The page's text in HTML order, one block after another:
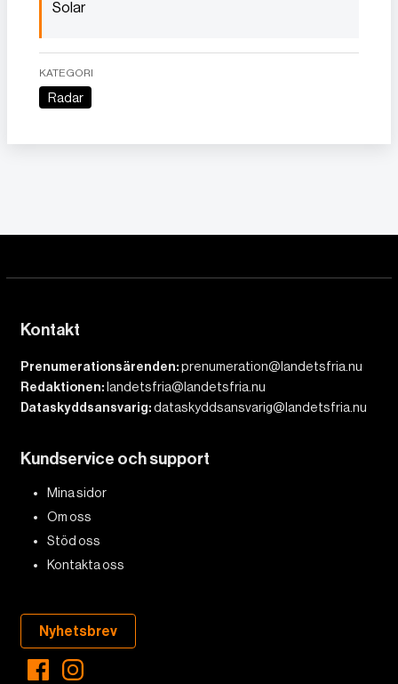
Solar
KATEGORI
Radar
Kontakt
Prenumerationsärenden:prenumeration@landetsfria.nu
Redaktionen: landetsfria@landetsfria.nu
Dataskyddsansvarig:dataskyddsansvarig@landetsfria.nu
Kundservice och support
Mina sidor
Om oss
Stöd oss
Kontakta oss
Nyhetsbrev